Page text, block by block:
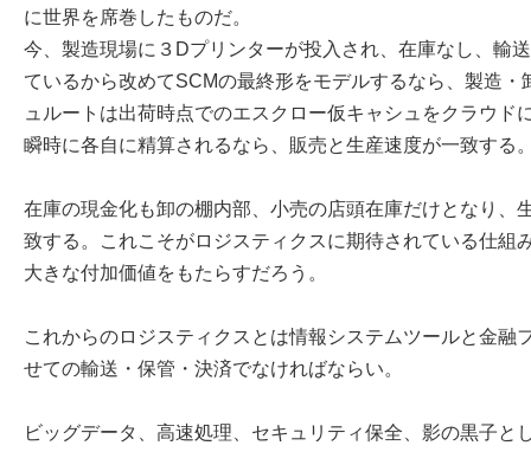
に世界を席巻したものだ。
今、製造現場に３Dプリンターが投入され、在庫なし、輸
ているから改めてSCMの最終形をモデルするなら、製造
ュルートは出荷時点でのエスクロー仮キャシュをクラウド
瞬時に各自に精算されるなら、販売と生産速度が一致する
在庫の現金化も卸の棚内部、小売の店頭在庫だけとなり、
致する。これこそがロジスティクスに期待されている仕組
大きな付加価値をもたらすだろう。
これからのロジスティクスとは情報システムツールと金融
せての輸送・保管・決済でなければならい。
ビッグデータ、高速処理、セキュリティ保全、影の黒子と